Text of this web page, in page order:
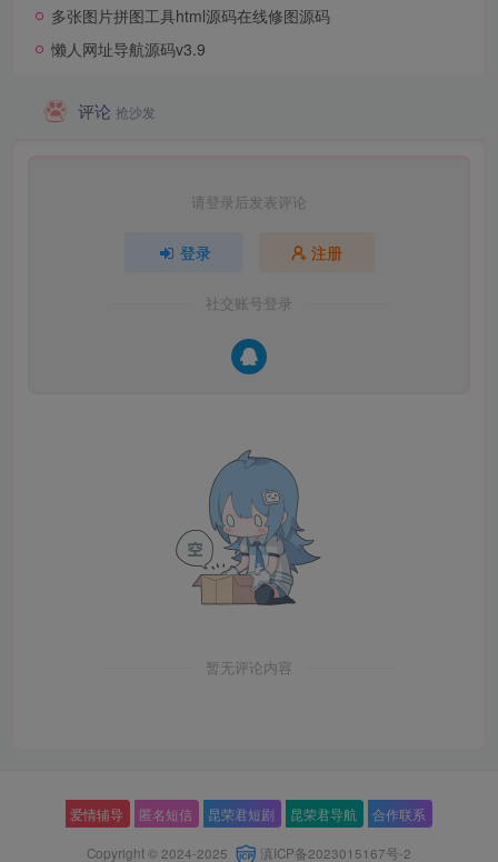
多张图片拼图工具html源码在线修图源码
懒人网址导航源码v3.9
评论 抢沙发
请登录后发表评论
登录 注册
社交账号登录
暂无评论内容
爱情辅导 匿名短信 昆荣君短剧 昆荣君导航 合作联系
Copyright © 2024-2025 滇ICP备2023015167号-2